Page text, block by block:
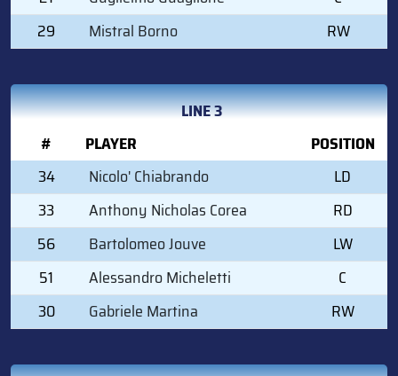
29
Mistral Borno RW
LINE 3
#
PLAYER
POSITION
34
Nicolo' Chiabrando
LD
33
Anthony Nicholas Corea
RD
56
Bartolomeo Jouve
LW
51
Alessandro Micheletti
C
30
Gabriele Martina RW